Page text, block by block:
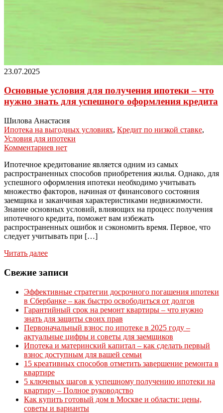
23.07.2025
Основные условия для получения ипотеки – что
нужно знать для успешного оформления кредита
Шилова Анастасия
Ипотека на выгодных условиях, Кредит по низкой ставке,
Условия для ипотеки
Комментариев нет
Ипотечное кредитование является одним из самых
распространенных способов приобретения жилья. Однако, для
успешного оформления ипотеки необходимо учитывать
множество факторов, начиная от финансового состояния
заемщика и заканчивая характеристиками недвижимости.
Знание основных условий, влияющих на процесс получения
ипотечного кредита, поможет вам избежать
распространенных ошибок и сэкономить время. Первое, что
следует учитывать при […]
Читать далее
Свежие записи
Эффективные стратегии досрочного погашения ипотеки
в Сбербанке – как быстро освободиться от долгов
Гарантийный срок на ремонт квартиры – что нужно
знать для защиты своих прав
Первоначальный взнос по ипотеке в 2025 году –
актуальные цифры и советы для заемщиков
Ипотека и материнский капитал – как сделать первый
взнос доступным для вашей семьи
15 креативных способов отметить завершение ремонта в
квартире
5 ключевых шагов к успешному получению ипотеки на
квартиру – Полное руководство
Как купить готовый дом в Москве и области: цены,
советы и варианты